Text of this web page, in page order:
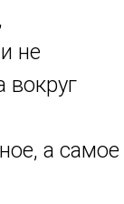
не
вокруг
а самое